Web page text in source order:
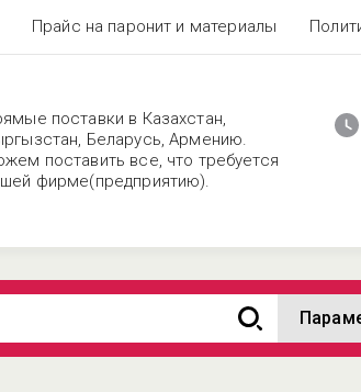
Прайс на паронит и материалы
поставки в Казахстан,
Беларусь, Армению.
поставить все, что требуется
фирме(предприятию).